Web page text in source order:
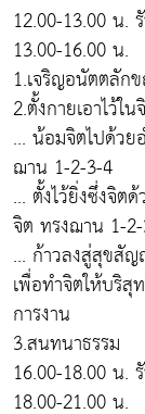
12.00-13.00 น.
13.00-16.00 น.
1.เจริญอนัตตลั
2.ตั้งกายเอาไว้ใ
... น้อมจิตไปด้ว
ฌาน 1-2-3-4
... ตั้งไว้ยิ่งซึ่งจิต
จิต ทรงฌาน 1-
... ก้าวลงสู่สุขสั
เพื่อทำจิตให้บริ
การงาน
3.สนทนาธรรม
16.00-18.00 น.
18.00-21.00 น.